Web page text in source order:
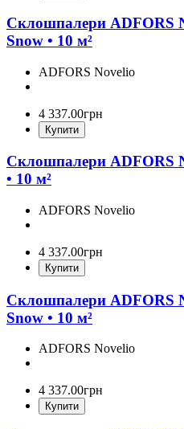
Склошпалери ADFORS
Snow • 10 м²
ADFORS Novelio
4 337.00грн
Купити
Склошпалери ADFORS
• 10 м²
ADFORS Novelio
4 337.00грн
Купити
Склошпалери ADFORS
Snow • 10 м²
ADFORS Novelio
4 337.00грн
Купити